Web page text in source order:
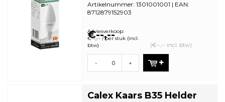
Artikelnummer: 1301001001 | EAN:
8712879152903
€--,--
Adviesverkoop:
€--,-- / per stuk (incl.
btw)
(€--,-- incl. btw)
- +
Calex Kaars B35 Helder